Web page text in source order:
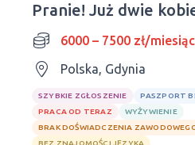
Pranie! Już dwie
6000 – 7500 zł/miesiąc
Polska, Gdynia
SZYBKIE ZGŁOSZENIE
PASZPORT
PRACA OD TERAZ
WYŻYWIENIE
BRAK DOŚWIADCZENIA
BEZ ZNAJOMOŚCI JĘZYKA